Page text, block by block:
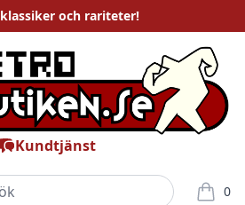
klassiker och rariteter!
Kundtjänst
0
varor i